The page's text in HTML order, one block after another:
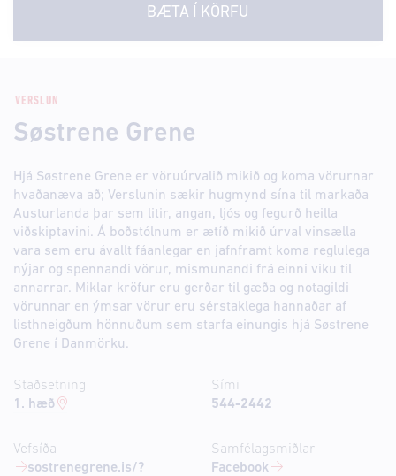
BÆTA Í KÖRFU
VERSLUN
Søstrene Grene
Hjá Søstrene Grene er vöruúrvalið mikið og koma vörurnar
hvaðanæva að; Verslunin sækir hugmynd sína til markaða
Austurlanda þar sem litir, angan, ljós og fegurð heilla
viðskiptavini. Á boðstólnum er ætíð mikið úrval vinsælla
vara sem eru ávallt fáanlegar en jafnframt koma reglulega
nýjar og spennandi vörur, mismunandi frá einni viku til
annarrar. Miklar kröfur eru gerðar til gæða og notagildi
vörunnar en ýmsar vörur eru sérstaklega hannaðar af
listhneigðum hönnuðum sem starfa einungis hjá Søstrene
Grene í Danmörku.
Staðsetning
1. hæð
Vefsíða
sostrenegrene.is/?
Sími
544-2442
Samfélagsmiðlar
Facebook